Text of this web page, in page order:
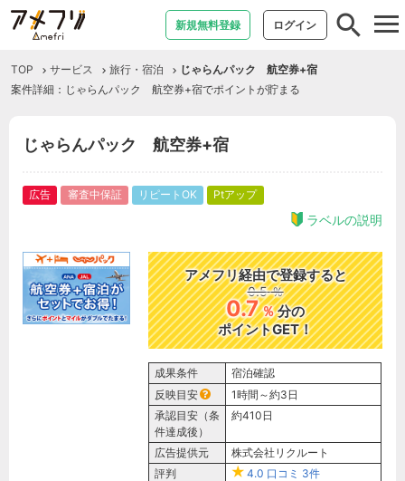
新規無料登録 ログイン
TOP サービス 旅行・宿泊
じゃらんパック 航空券+宿
案件詳細：じゃらんパック 航空券+宿でポイントが貯まる
じゃらんパック 航空券+宿
広告 審査中保証 リピートOK Ptアップ
ラベルの説明
アメフリ経由で登録すると
0.5 ％
0.7％分の
ポイントGET！
成果条件
宿泊確認
反映目安
1時間～約3日
承認目安（条
件達成後）
約410日
広告提供元
株式会社リクルート
評判
4.0 口コミ 3件